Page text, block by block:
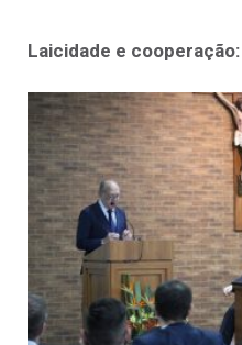
Laicidade e